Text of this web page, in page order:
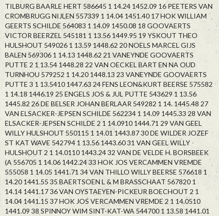
TILBURG BAARLE HERT 586645 1 14.24 1452.09 16 PEETERS VAN
CROMBRUGG NIJLEN 557339 1 14.04 1451.40 17 HOK WILLIAM
GEERTS SCHILDE 564083 1 14.09 1450.08 18 GOOVAERTS
VICTOR BEERZEL 545181 1 13.56 1449.95 19 YSKOUT THEO
HULSHOUT 549026 1 13.59 1448.62 20 NOELS MARCEL GIJS
BALEN 569306 1 14.13 1448.62 21 VANEYNDE GOOVAERTS
PUTTE 2 1 13.54 1448.28 22 VAN OECKEL BART EN NA OUD
TURNHOU 579252 1 14.20 1448.13 23 VANEYNDE GOOVAERTS
PUTTE 3 1 13.5410 1447.63 24 FENS LEON&KURT BEERSE 575582
1 14.18 1446.19 25 ENGELS JOS & JUL PUTTE 543629 1 13.56
1445.82 26 DE BELSER JOHAN BERLAAR 549282 1 14. 1445.48 27
VAN ELSACKER-JEPSEN SCHILDE 562234 1 14.09 1445.33 28 VAN
ELSACKER-JEPSEN SCHILDE 2 1 14.0910 1444.71 29 VAN GEEL
WILLY HULSHOUT 550115 1 14.01 1443.87 30 DE WILDER JOZEF
ST KAT WAVE 542794 1 13.56 1443.60 31 VAN GEEL WILLY
HULSHOUT 2 1 14.0110 1443.24 32 VAN DE VELDE H. BORSBEEK
(A 556705 1 14.06 1442.24 33 HOK JOS VERCAMMEN VREMDE
555058 1 14.05 1441.71 34 VAN THILLO WILLY BEERSE 576618 1
14.20 1441.55 35 BAERTSOEN L & M BRASSCHAAT 567820 1
14.14 1441.17 36 VAN OYSTAEYEN-PICKEUR BOECHOUT 2 1
14.04 1441.15 37 HOK JOS VERCAMMEN VREMDE 2 1 14.0510
1441.09 38 SPINNOY WIM SINT-KAT-WA 544700 1 13.58 1441.01